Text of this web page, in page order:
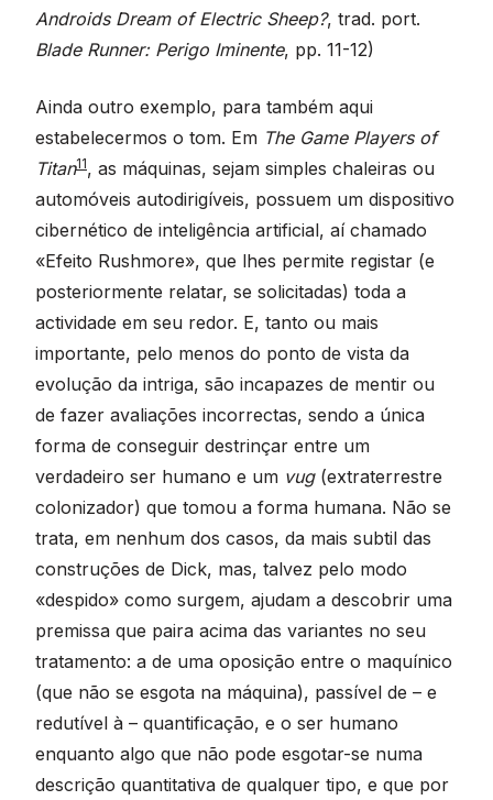
Androids Dream of Electric Sheep?, trad. port.
Blade Runner: Perigo Iminente, pp. 11-12)
Ainda outro exemplo, para também aqui
estabelecermos o tom. Em The Game Players of
Titan11, as máquinas, sejam simples chaleiras ou
automóveis autodirigíveis, possuem um dispositivo
cibernético de inteligência artificial, aí chamado
«Efeito Rushmore», que lhes permite registar (e
posteriormente relatar, se solicitadas) toda a
actividade em seu redor. E, tanto ou mais
importante, pelo menos do ponto de vista da
evolução da intriga, são incapazes de mentir ou
de fazer avaliações incorrectas, sendo a única
forma de conseguir destrinçar entre um
verdadeiro ser humano e um vug(extraterrestre
colonizador) que tomou a forma humana. Não se
trata, em nenhum dos casos, da mais subtil das
construções de Dick, mas, talvez pelo modo
«despido» como surgem, ajudam a descobrir uma
premissa que paira acima das variantes no seu
tratamento: a de uma oposição entre o maquínico
(que não se esgota na máquina), passível de – e
redutível à – quantificação, e o ser humano
enquanto algo que não pode esgotar-se numa
descrição quantitativa de qualquer tipo, e que por